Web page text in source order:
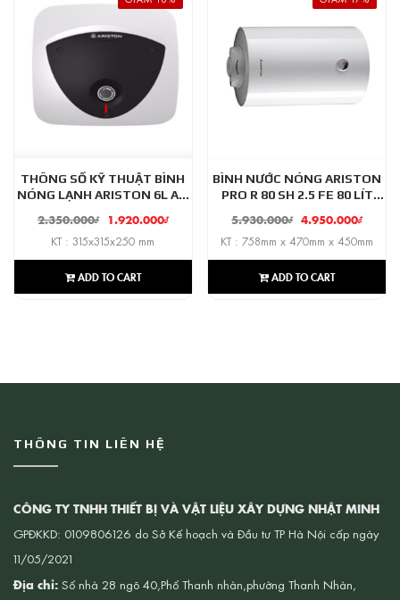
THÔNG SỐ KỸ THUẬT BÌNH
NÓNG LẠNH ARISTON 6L AN
2.350.000₫ 1.920.000₫
KT : 315x315x250 mm
ADD TO CART
BÌNH NƯỚC NÓNG ARISTON
PRO R 80 SH 2.5 FE 80 LÍT
5.930.000₫ 4.950.000₫
KT : 758mm x 470mm x 450mm
ADD TO CART
THÔNG TIN LIÊN HỆ
CÔNG TY TNHH THIẾT BỊ VÀ VẬT LIỆU XÂY DỰNG NHẬT MINH
GPĐKKD: 0109806126 do Sở Kế hoạch và Đầu tư TP Hà Nội cấp ngày
11/05/2021
Địa chỉ: Số nhà 28 ngõ 40,Phố Thanh nhàn,phường Thanh Nhàn,